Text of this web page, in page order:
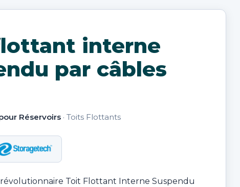
interne
par câbles
Réservoirs· Toits Flottants
Toit Flottant Interne Suspendu